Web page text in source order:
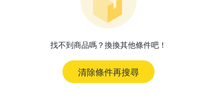
找不到商品嗎？換換其他條件吧！
清除條件再搜尋